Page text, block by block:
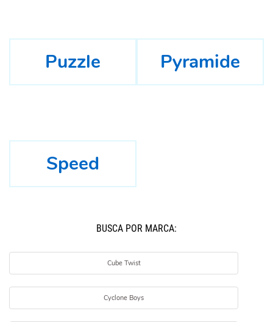
Puzzle Pyramide
Speed
BUSCÁ POR MARCA:
Cube Twist
Cyclone Boys